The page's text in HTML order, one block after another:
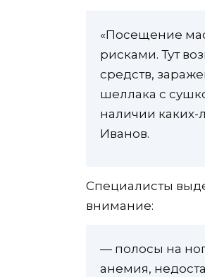
«Посещение
рисками. Тут
средств,
шеллака с
наличии каких-
Иванов.
Специалисты
внимание:
— полосы на
анемия,